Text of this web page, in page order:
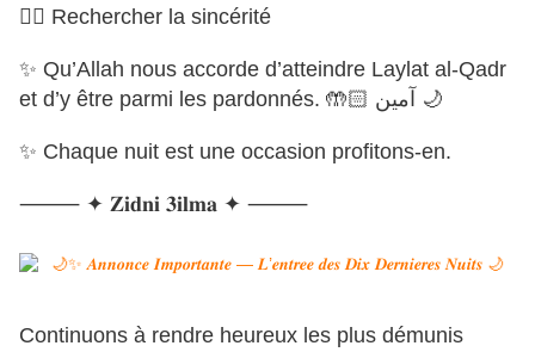
☝🏼 Rechercher la sincérité
✨ Qu’Allah nous accorde d’atteindre Laylat al-Qadr
et d’y être parmi les pardonnés. 🤲🏻 آمين 🌙
✨ Chaque nuit est une occasion profitons-en.
⸻ ✦ 𝐙𝐢𝐝𝐧𝐢‌ 𝟑𝐢𝐥𝐦𝐚‌ ✦ ⸻
Continuons à rendre heureux les plus démunis